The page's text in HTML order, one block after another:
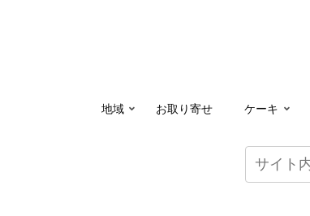
地域 お取り寄せ ケーキ